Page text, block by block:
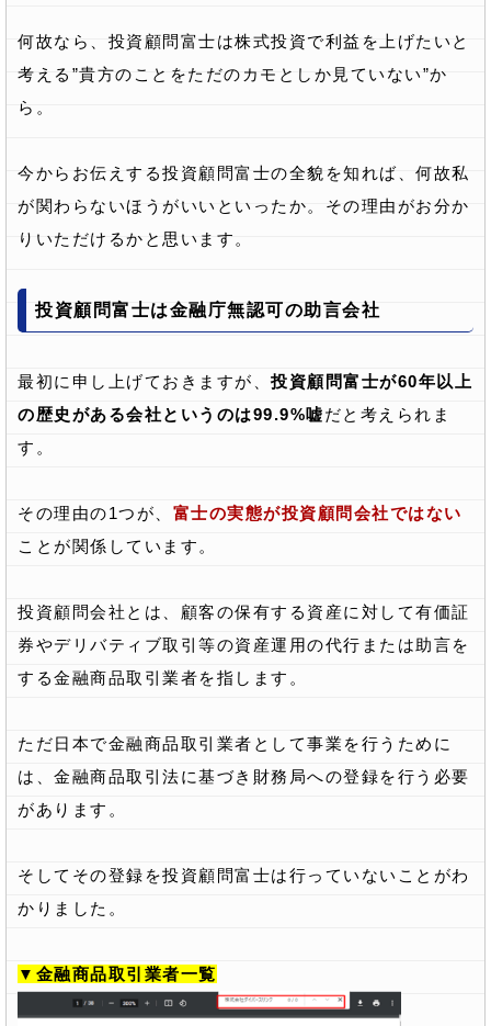
何故なら、投資顧問富士は株式投資で利益を上げたいと
考える”貴方のことをただのカモとしか見ていない”か
ら。
今からお伝えする投資顧問富士の全貌を知れば、何故私
が関わらないほうがいいといったか。その理由がお分か
りいただけるかと思います。
投資顧問富士は金融庁無認可の助言会社
最初に申し上げておきますが、 投資顧問富士が60年以上
の歴史がある会社というのは99.9%嘘だと考えられま
す。
その理由の1つが、 富士の実態が投資顧問会社ではない
ことが関係しています。
投資顧問会社とは、顧客の保有する資産に対して有価証
券やデリバティブ取引等の資産運用の代行または助言を
する金融商品取引業者を指します。
ただ日本で金融商品取引業者として事業を行うために
は、金融商品取引法に基づき財務局への登録を行う必要
があります。
そしてその登録を投資顧問富士は行っていないことがわ
かりました。
▼金融商品取引業者一覧